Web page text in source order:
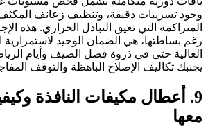
وجود تسريبات دقيقة، وتنظيف زعانف المكثف
المتراكمة التي تعيق التبادل الحراري. هذه
رغم بساطتها، هي الضمان الوحيد لاستمرارية
العالية حتى في ذروة فصل الصيف وأيام
يجنبك تكاليف الإصلاح الباهظة والتوقف
9. أعطال مكيفات النافذة
معها